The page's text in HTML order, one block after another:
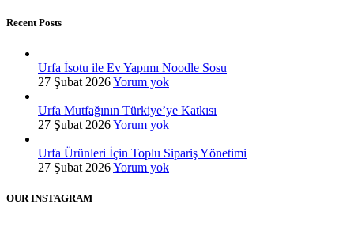
Recent Posts
Urfa İsotu ile Ev Yapımı Noodle Sosu
27 Şubat 2026Yorum yok
Urfa Mutfağının Türkiye’ye Katkısı
27 Şubat 2026Yorum yok
Urfa Ürünleri İçin Toplu Sipariş Yönetimi
27 Şubat 2026Yorum yok
OUR INSTAGRAM